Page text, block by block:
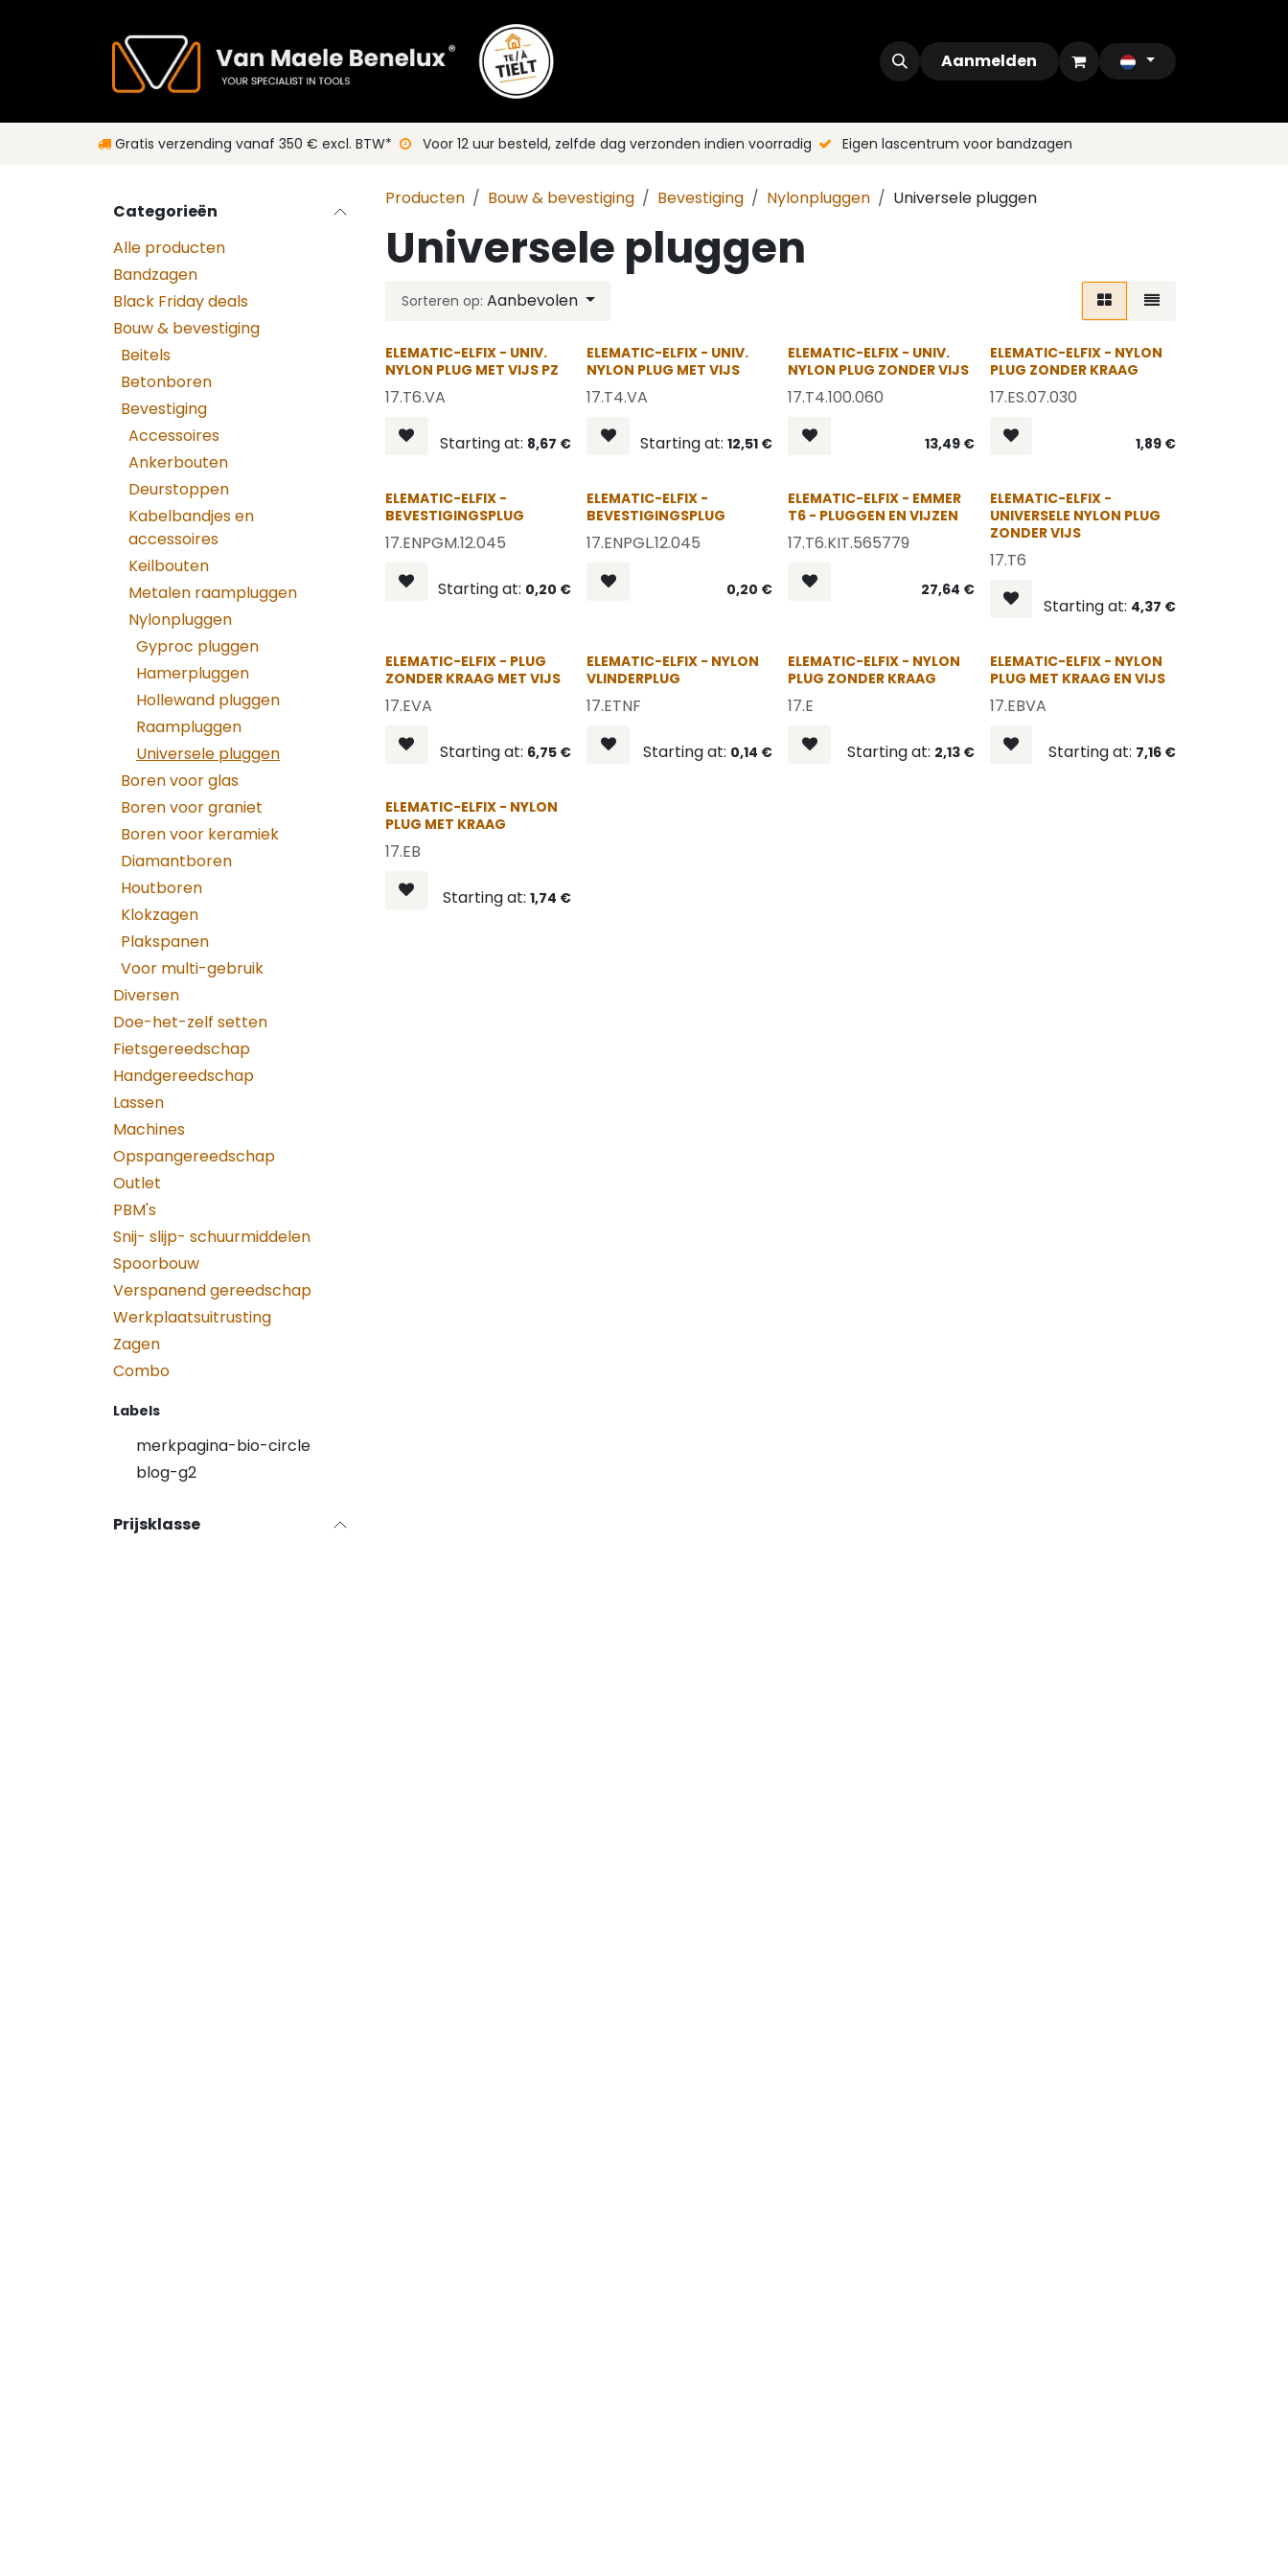
Contact Outlet
Aanmelden
Gratis verzending vanaf 350 € excl. BTW* Voor 12 uur besteld, zelfde dag verzonden indien voorradig Eigen lascentrum voor bandzagen
Categorieën
Alle producten
Bandzagen
Black Friday deals
Bouw & bevestiging
Beitels
Betonboren
Bevestiging
Accessoires
Ankerbouten
Deurstoppen
Kabelbandjes en
accessoires
Keilbouten
Metalen raampluggen
Nylonpluggen
Gyproc pluggen
Hamerpluggen
Hollewand pluggen
Raampluggen
Universele pluggen
Boren voor glas
Boren voor graniet
Boren voor keramiek
Diamantboren
Houtboren
Klokzagen
Plakspanen
Voor multi-gebruik
Diversen
Doe-het-zelf setten
Fietsgereedschap
Handgereedschap
Lassen
Machines
Opspangereedschap
Outlet
PBM's
Snij- slijp- schuurmiddelen
Spoorbouw
Verspanend gereedschap
Werkplaatsuitrusting
Zagen
Combo
Labels
merkpagina-bio-circle
blog-g2
Prijsklasse
Producten Bouw & bevestiging Bevestiging Nylonpluggen Universele pluggen
Universele pluggen
Sorteren op: Aanbevolen
OP = OP
ELEMATIC-ELFIX - UNIV.
NYLON PLUG MET VIJS PZ
17.T6.VA
Starting at: 8,67 €
OP = OP
ELEMATIC-ELFIX - UNIV.
NYLON PLUG MET VIJS
17.T4.VA
Starting at:12,51 €
OP = OP
ELEMATIC-ELFIX - UNIV.
NYLON PLUG ZONDER VIJS
17.T4.100.060
13,49€
OP = OP
ELEMATIC-ELFIX - NYLON
PLUG ZONDER KRAAG
17.ES.07.030
1,89€
OP = OP
ELEMATIC-ELFIX -
BEVESTIGINGSPLUG
17.ENPGM.12.045
Starting at: 0,20 €
OP = OP
ELEMATIC-ELFIX -
BEVESTIGINGSPLUG
17.ENPGL.12.045
0,20 €
OP = OP
ELEMATIC-ELFIX - EMMER
T6 - PLUGGEN EN VIJZEN
17.T6.KIT.565779
27,64 €
ELEMATIC-ELFIX -
UNIVERSELE NYLON PLUG
ZONDER VIJS
17.T6
Starting at: 4,37 €
OP = OP
ELEMATIC-ELFIX - PLUG
ZONDER KRAAG MET VIJS
17.EVA
Starting at: 6,75 €
OP = OP
ELEMATIC-ELFIX - NYLON
VLINDERPLUG
17.ETNF
Starting at: 0,14 €
OP = OP
ELEMATIC-ELFIX - NYLON
PLUG ZONDER KRAAG
17.E
Starting at: 2,13€
OP = OP
ELEMATIC-ELFIX - NYLON
PLUG MET KRAAG EN VIJS
17.EBVA
Starting at: 7,16€
OP = OP
ELEMATIC-ELFIX - NYLON
PLUG MET KRAAG
17.EB
Starting at:1,74 €